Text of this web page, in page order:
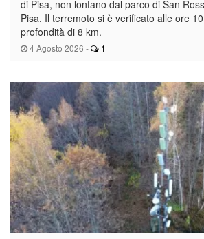
4 Agosto 2026 - 1
di Pisa, non lontano dal parco di San
Pisa. Il terremoto si è verificato alle ore
profondità di 8 km.